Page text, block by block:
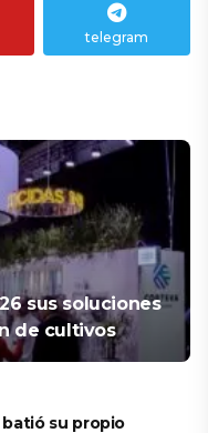
telegram
sus soluciones
de cultivos
su propio